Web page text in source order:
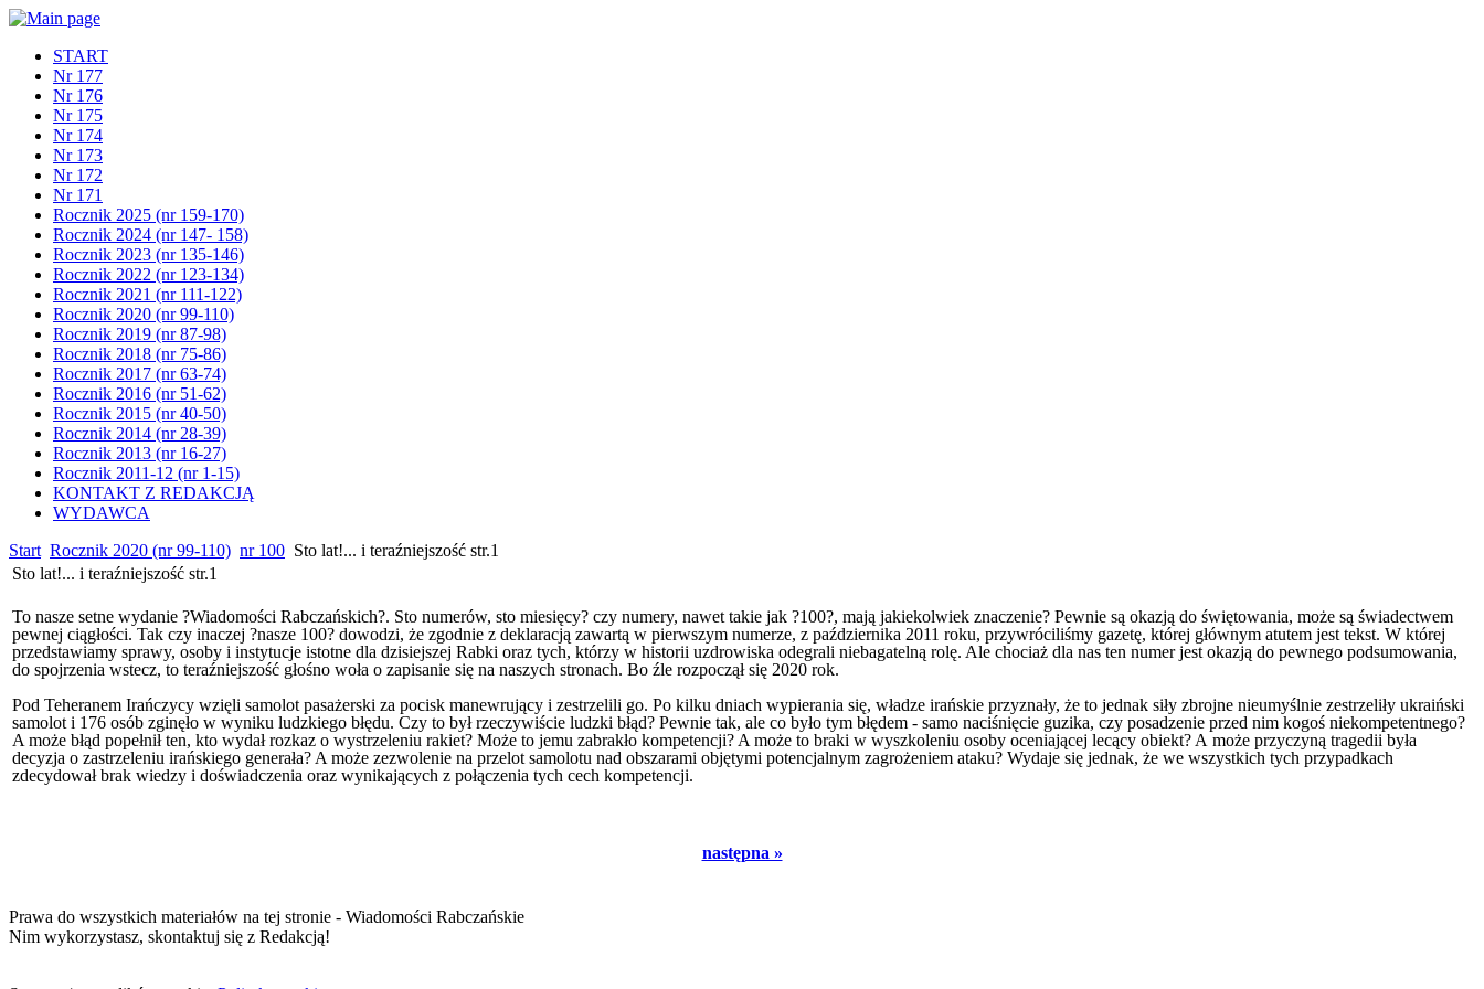
START
Nr 177
Nr 176
Nr 175
Nr 174
Nr 173
Nr 172
Nr 171
Rocznik 2025 (nr 159-170)
Rocznik 2024 (nr 147- 158)
Rocznik 2023 (nr 135-146)
Rocznik 2022 (nr 123-134)
Rocznik 2021 (nr 111-122)
Rocznik 2020 (nr 99-110)
Rocznik 2019 (nr 87-98)
Rocznik 2018 (nr 75-86)
Rocznik 2017 (nr 63-74)
Rocznik 2016 (nr 51-62)
Rocznik 2015 (nr 40-50)
Rocznik 2014 (nr 28-39)
Rocznik 2013 (nr 16-27)
Rocznik 2011-12 (nr 1-15)
KONTAKT Z REDAKCJĄ
WYDAWCA
Start Rocznik 2020 (nr 99-110) nr 100 Sto lat!... i teraźniejszość str.1
Sto lat!... i teraźniejszość str.1
To nasze setne wydanie ?Wiadomości Rabczańskich?. Sto numerów, sto miesięcy? czy numery, nawet takie jak ?100?, mają jakiekolwiek znaczenie? Pewnie są okazją do świętowania, może są świadectwem
pewnej ciągłości. Tak czy inaczej ?nasze 100? dowodzi, że zgodnie z deklaracją zawartą w pierwszym numerze, z października 2011 roku, przywróciliśmy gazetę, której głównym atutem jest tekst. W której
przedstawiamy sprawy, osoby i instytucje istotne dla dzisiejszej Rabki oraz tych, którzy w historii uzdrowiska odegrali niebagatelną rolę. Ale chociaż dla nas ten numer jest okazją do pewnego podsumowania,
do spojrzenia wstecz, to teraźniejszość głośno woła o zapisanie się na naszych stronach. Bo źle rozpoczął się 2020 rok.
Pod Teheranem Irańczycy wzięli samolot pasażerski za pocisk manewrujący i zestrzelili go. Po kilku dniach wypierania się, władze irańskie przyznały, że to jednak siły zbrojne nieumyślnie zestrzeliły ukraiński
samolot i 176 osób zginęło w wyniku ludzkiego błędu. Czy to był rzeczywiście ludzki błąd? Pewnie tak, ale co było tym błędem - samo naciśnięcie guzika, czy posadzenie przed nim kogoś niekompetentnego?
A może błąd popełnił ten, kto wydał rozkaz o wystrzeleniu rakiet? Może to jemu zabrakło kompetencji? A może to braki w wyszkoleniu osoby oceniającej lecący obiekt? A może przyczyną tragedii była
decyzja o zastrzeleniu irańskiego generała? A może zezwolenie na przelot samolotu nad obszarami objętymi potencjalnym zagrożeniem ataku? Wydaje się jednak, że we wszystkich tych przypadkach
zdecydował brak wiedzy i doświadczenia oraz wynikających z połączenia tych cech kompetencji.
następna »
Prawa do wszystkich materiałów na tej stronie - Wiadomości Rabczańskie
Nim wykorzystasz, skontaktuj się z Redakcją!